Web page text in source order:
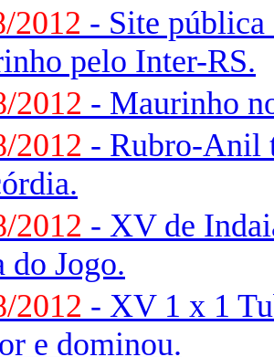
2012 - Site pública
pelo Inter-RS.
2012 - Maurinho
2012 - Rubro-Anil
2012 - XV de
do Jogo.
2012 - XV 1 x 1
e dominou.